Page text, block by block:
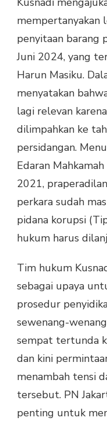
mempertanyakan
penyitaan barang
Juni 2024, yang
Harun Masiku.
menyatakan
lagi relevan
dilimpahkan ke
persidangan.
Edaran
2021,
perkara sudah
pidana korupsi
hukum harus
Tim hukum
sebagai upaya
prosedur
sewenang-
sempat tertunda
dan kini
menambah tensi
tersebut. PN
penting untuk